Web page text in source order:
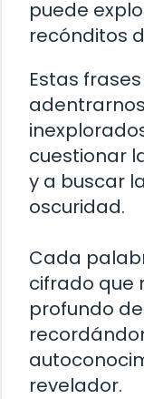
puede
recónditos
Estas
cuestionar
y a buscar
oscuridad.
Cada
cifrado que
profundo
revelador.